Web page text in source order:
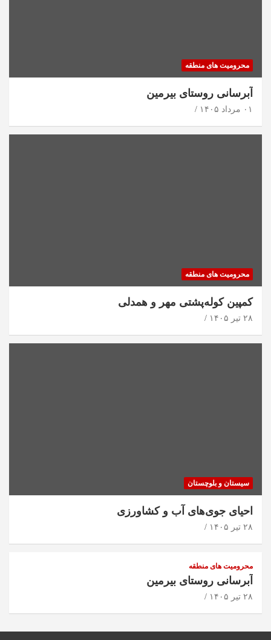
محرومیت های منطقه
آبرسانی روستای بیرمین
۰۱ مرداد ۱۴۰۵
محرومیت های منطقه
کمپین کوله‌پشتی مهر و همدلی
۲۸ تیر ۱۴۰۵
سیستان و بلوچستان
احیای جوی‌های آب و کشاورزی
۲۸ تیر ۱۴۰۵
محرومیت های منطقه
آبرسانی روستای بیرمین
۲۸ تیر ۱۴۰۵